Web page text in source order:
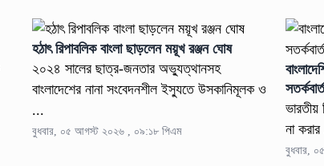
হঠাৎ রিপাবলিক বাংলা ছাড়লেন ময়ূখ রঞ্জন ঘোষ
২০২৪ সালের ছাত্র-জনতার অভ্যুত্থানসহ
বাংলাদেশের নানা সংবেদনশীল ইস্যুতে উসকানিমূলক ও
...
বুধবার, ০৫ আগস্ট ২০২৬ , ০৯:১৮ পিএম
ভারতীয়
না
বুধবার,